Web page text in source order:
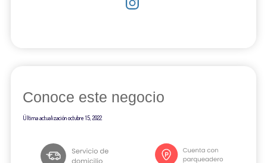
Conoce este negocio
Última actualizaciónoctubre 15, 2022